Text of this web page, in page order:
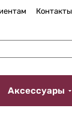
Контакты
Аксессуары